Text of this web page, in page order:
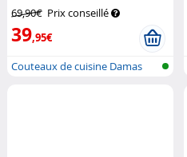
69,90€ Prix conseillé
39,95€
Couteaux de cuisine Damas